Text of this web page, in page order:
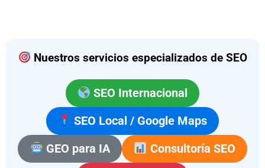
Nuestros servicios especializados de SEO
SEO Internacional
SEO Local / Google Maps
GEO para IA
Consultoría SEO